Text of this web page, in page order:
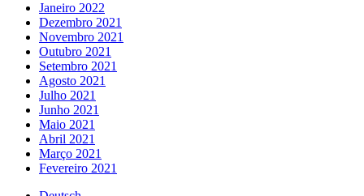
Janeiro 2022
Dezembro 2021
Novembro 2021
Outubro 2021
Setembro 2021
Agosto 2021
Julho 2021
Junho 2021
Maio 2021
Abril 2021
Março 2021
Fevereiro 2021